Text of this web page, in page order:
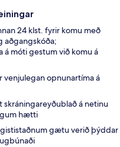
24 klst. fyrir komu með
aðgangskóða;
á móti gestum við komu á
venjulegan opnunartíma á
skráningareyðublað á netinu
hætti
gætu verið þýddar